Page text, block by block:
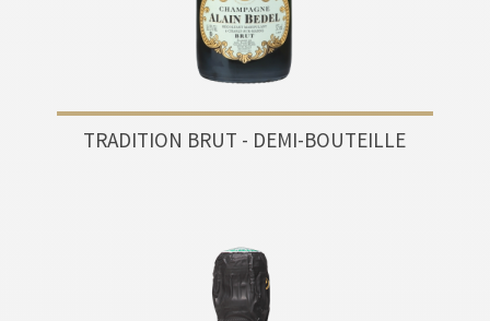
TRADITION BRUT - DEMI-BOUTEILLE